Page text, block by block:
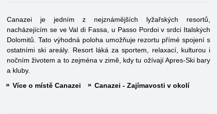
Canazei je jedním z nejznámějších lyžařských resortů,
nacházejícím se ve Val di Fassa, u Passo Pordoi v srdci Italských
Dolomitů. Tato výhodná poloha umožňuje rezortu přímé spojení s
ostatními ski areály. Resort láká za sportem, relaxací, kulturou i
nočním životem a to zejména v zimě, kdy tu ožívají Apres-Ski bary
a kluby.
Více o místě Canazei
Canazei - Zajímavosti v okolí